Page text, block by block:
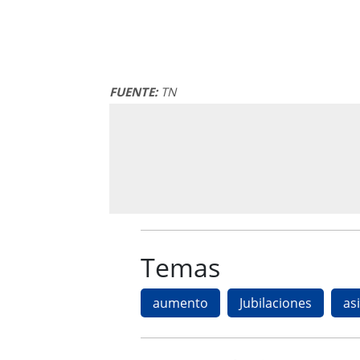
FUENTE:TN
Temas
aumento Jubilaciones